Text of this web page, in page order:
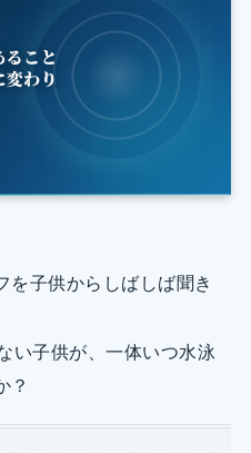
を子供からしばしば聞き
い子供が、一体いつ水泳
？